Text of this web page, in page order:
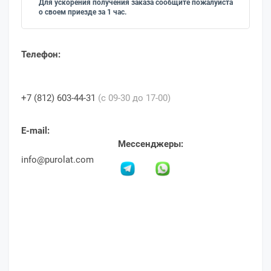
Для ускорения получения заказа сообщите пожалуйста
о своем приезде за 1 час.
Телефон:
+7 (812) 603-44-31 (c 09-30 до 17-00)
E-mail:
info@purolat.com
Мессенджеры: